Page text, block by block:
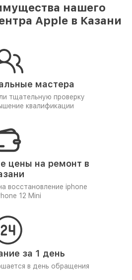
нашего
Apple в Казани
мастера
тщательную проверку
квалификации
цены на ремонт в
восстановление iphone
12 Mini
за 1 день
в день обращения